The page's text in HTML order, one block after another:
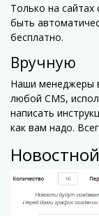
Только на сайтах
быть
бесплатно.
Вручную
Наши менеджеры
любой CMS,
написать
как вам надо.